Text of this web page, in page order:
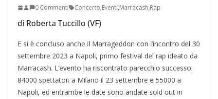
0 Commenti Concerto,Eventi,Marracash,Rap
di Roberta Tuccillo (VF)
E si è concluso anche il Marrageddon con l’incontro del 30
settembre 2023 a Napoli, primo festival del rap ideato da
Marracash. L’evento ha riscontrato parecchio successo:
84000 spettatori a Milano il 23 settembre e 55000 a
Napoli, ed entrambe le date sono andate sold out in